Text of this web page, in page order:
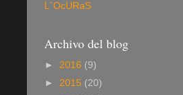
L´OcURaS
Archivo del blog
► 2016 (9)
► 2015 (20)